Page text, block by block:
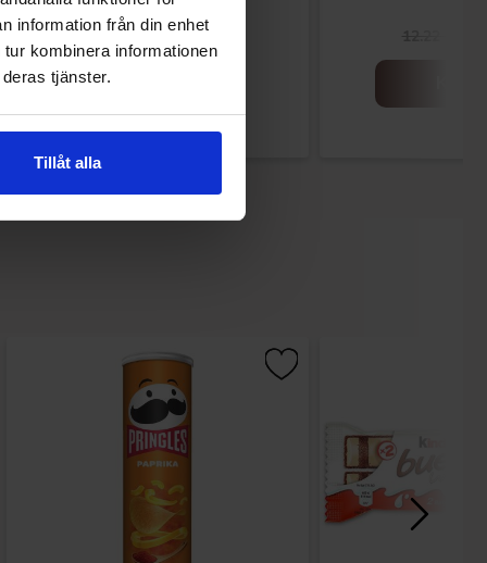
information från din enhet
kombinera informationen
tjänster.
Tillåt alla
42.50 kr 29.90 kr